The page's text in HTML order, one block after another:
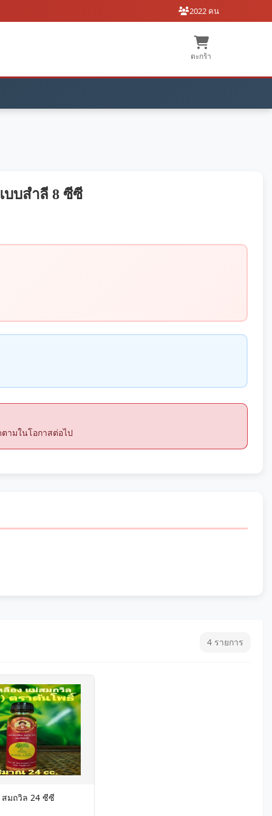
2022 คน
ตะกร้า
บบสำลี 8 ซีซี
ามในโอกาสต่อไป
4 รายการ
มถวิล 24 ซีซี